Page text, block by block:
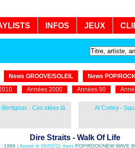
INFOS JEUX
News GROOVE/SOLEIL
News POP/
Années 2000 Années 90
Bertignac - Ces idées là Al Corley -
Dire Straits - Walk Of Life
1986 | Ajouté le 06/02/11 dans POP/ROCK/NEW WAVE